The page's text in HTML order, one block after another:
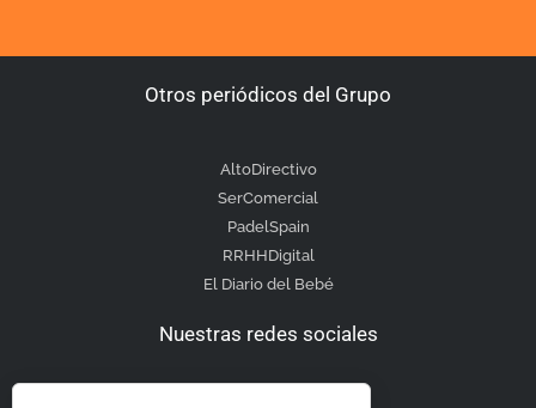
Otros periódicos del Grupo
AltoDirectivo
SerComercial
PadelSpain
RRHHDigital
El Diario del Bebé
Nuestras redes sociales